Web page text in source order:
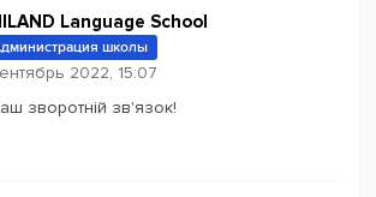
Language School
школы
2022, 15:07
зворотній зв'язок!